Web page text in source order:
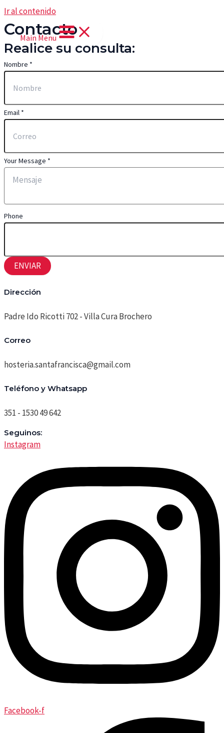
Ir al contenido
Main Menu
Contacto
Realice su consulta:
Nombre *
Email *
Your Message *
Phone
ENVIAR
Dirección
Padre Ido Ricotti 702 - Villa Cura Brochero
Correo
hosteria.santafrancisca@gmail.com
Teléfono y Whatsapp
351 - 1530 49 642
Seguinos:
Instagram
Facebook-f